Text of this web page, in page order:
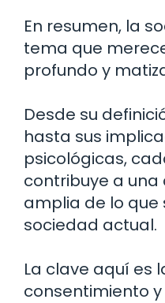
En resumen, la
tema que
profundo y
Desde su
hasta sus
psicológicas,
contribuye a
amplia de lo que
sociedad actual.
La clave aquí es
consentimiento